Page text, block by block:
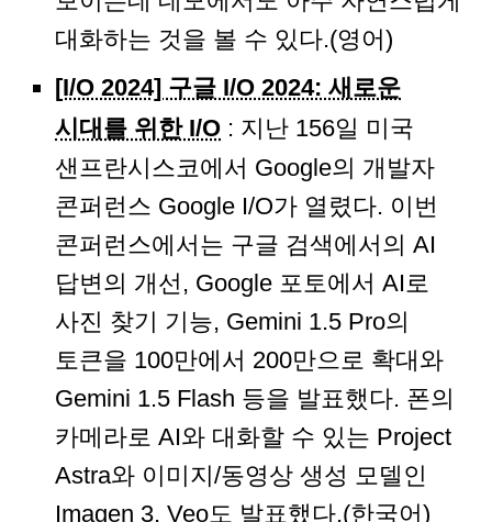
대화하는 것을 볼 수 있다.(영어)
[I/O 2024] 구글 I/O 2024: 새로운
시대를 위한 I/O : 지난 156일 미국
샌프란시스코에서 Google의 개발자
콘퍼런스 Google I/O가 열렸다. 이번
콘퍼런스에서는 구글 검색에서의 AI
답변의 개선, Google 포토에서 AI로
사진 찾기 기능, Gemini 1.5 Pro의
토큰을 100만에서 200만으로 확대와
Gemini 1.5 Flash 등을 발표했다. 폰의
카메라로 AI와 대화할 수 있는 Project
Astra와 이미지/동영상 생성 모델인
Imagen 3, Veo도 발표했다.(한국어)